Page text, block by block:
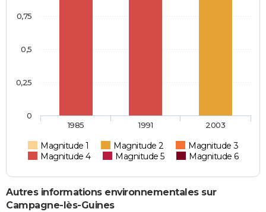
Magnitude 1 Magnitude 2
Magnitude 3
Magnitude 4
Magnitude 5 Magnitude 6
1985 1991 2003
0
0,25
0,5
0,75
Autres informations environnementales sur
Campagne-lès-Guines